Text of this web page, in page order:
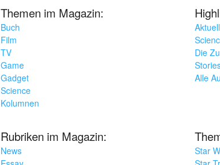
Themen im Magazin:
Buch
Film
TV
Game
Gadget
Science
Kolumnen
Die
Alle
Rubriken im Magazin:
News
Star